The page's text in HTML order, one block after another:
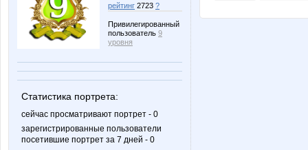
рейтинг 2723 ?
Привилегированный
пользователь 9
уровня
Статистика портрета:
сейчас просматривают портрет - 0
зарегистрированные пользователи
посетившие портрет за 7 дней - 0